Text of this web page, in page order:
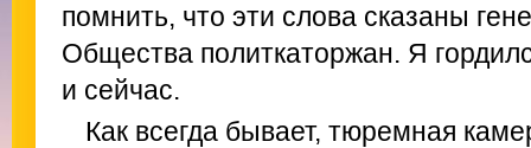
помнить, что эти слова сказаны
Общества политкаторжан. Я
и сейчас.
Как всегда бывает, тюремная